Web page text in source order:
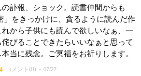
訃報、ショック。読書仲間からも
」をきっかけに、貪るように読んだ作
から子供にも読んで欲しいなぁ、一
びることできたらいいなぁと思って
当に残念。ご冥福をお祈りします。
コメント(0) 07/27